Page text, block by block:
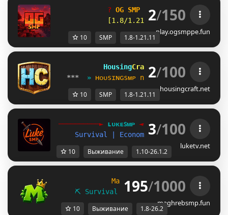
? OG SMP | SEASON 3 LIVE
[1.8/1.21.11+]
• Java &
2/150
play.ogsmppe.fun
10 SMP 1.8-1.21.11
HousingCraft ❘  [1.8-1.21.11
***
» ʜᴏᴜѕɪɴɢѕᴍᴘ n w ᴏ ᴇ ɴᴇᴅ! «
2/100
housingcraft.net
10 SMP 1.8-1.21.11
──────────► ʟᴜᴋᴇꜱᴍᴘ ◄───────────
Survival | Economy | No Claims
3/100
luketv.net
10 Выживание 1.10-26.1.2
MaghrebSMP 1.8 - 26.2
⛏ Survival
⚔ Duels ∙ ☁ SheepWars
195/1000
maghrebsmp.fun
10 Выживание 1.8-26.2